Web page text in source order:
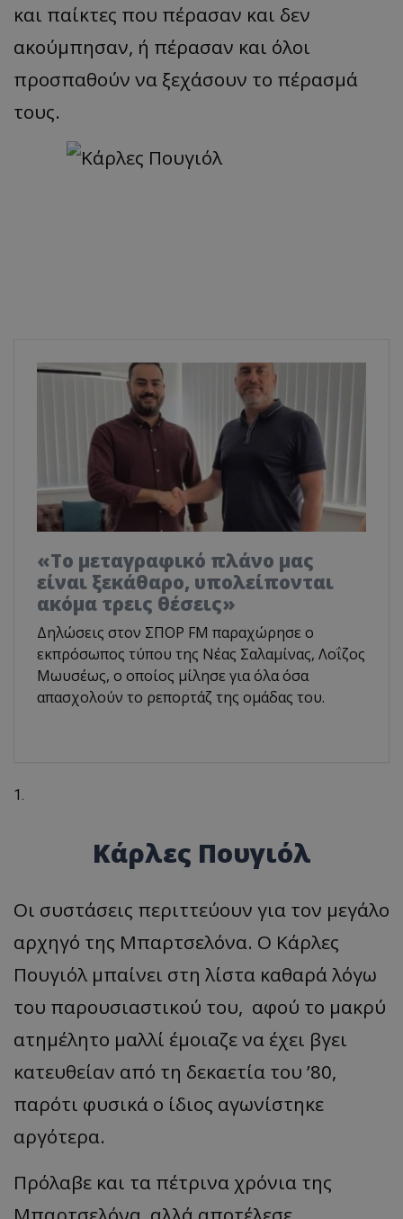
και παίκτες που πέρασαν και δεν
ακούμπησαν, ή πέρασαν και όλοι
προσπαθούν να ξεχάσουν το πέρασμά
τους.
«Το μεταγραφικό πλάνο μας
είναι ξεκάθαρο, υπολείπονται
ακόμα τρεις θέσεις»
Δηλώσεις στον ΣΠΟΡ FM παραχώρησε ο
εκπρόσωπος τύπου της Νέας Σαλαμίνας, Λοΐζος
Μωυσέως, ο οποίος μίλησε για όλα όσα
απασχολούν το ρεπορτάζ της ομάδας του.
Κάρλες Πουγιόλ
Οι συστάσεις περιττεύουν για τον μεγάλο
αρχηγό της Μπαρτσελόνα. Ο Κάρλες
Πουγιόλ μπαίνει στη λίστα καθαρά λόγω
του παρουσιαστικού του, αφού το μακρύ
ατημέλητο μαλλί έμοιαζε να έχει βγει
κατευθείαν από τη δεκαετία του ’80,
παρότι φυσικά ο ίδιος αγωνίστηκε
αργότερα.
Πρόλαβε και τα πέτρινα χρόνια της